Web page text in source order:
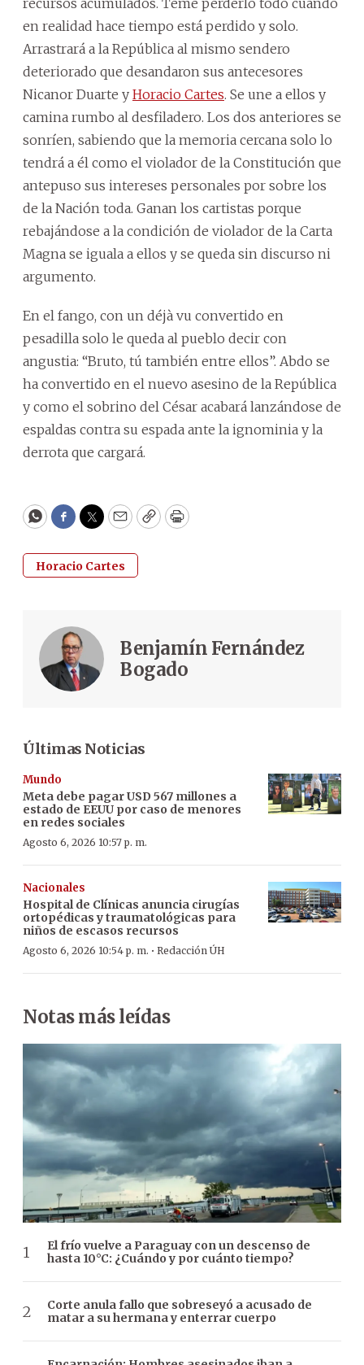
en realidad hace tiempo está perdido y solo.
Arrastrará a la República al mismo sendero
deteriorado que desandaron sus antecesores
Nicanor Duarte y Horacio Cartes. Se une a ellos y
camina rumbo al desfiladero. Los dos anteriores se
sonríen, sabiendo que la memoria cercana solo lo
tendrá a él como el violador de la Constitución que
antepuso sus intereses personales por sobre los
de la Nación toda. Ganan los cartistas porque
rebajándose a la condición de violador de la Carta
Magna se iguala a ellos y se queda sin discurso ni
argumento.
En el fango, con un déjà vu convertido en
pesadilla solo le queda al pueblo decir con
angustia: “Bruto, tú también entre ellos”. Abdo se
ha convertido en el nuevo asesino de la República
y como el sobrino del César acabará lanzándose de
espaldas contra su espada ante la ignominia y la
derrota que cargará.
WhatsApp
Facebook
Twitter
EmailCopyPrint
Horacio Cartes
Benjamín Fernández
Bogado
Últimas Noticias
Mundo
Meta debe pagar USD 567 millones a
estado de EEUU por caso de menores
en redes sociales
Agosto 6, 2026 10:57 p. m.
Nacionales
Hospital de Clínicas anuncia cirugías
ortopédicas y traumatológicas para
niños de escasos recursos
Agosto 6, 2026 10:54 p. m. · Redacción ÚH
Notas más leídas
El frío vuelve a Paraguay con un descenso de
hasta 10°C: ¿Cuándo y por cuánto tiempo?
Corte anula fallo que sobreseyó a acusado de
matar a su hermana y enterrar cuerpo